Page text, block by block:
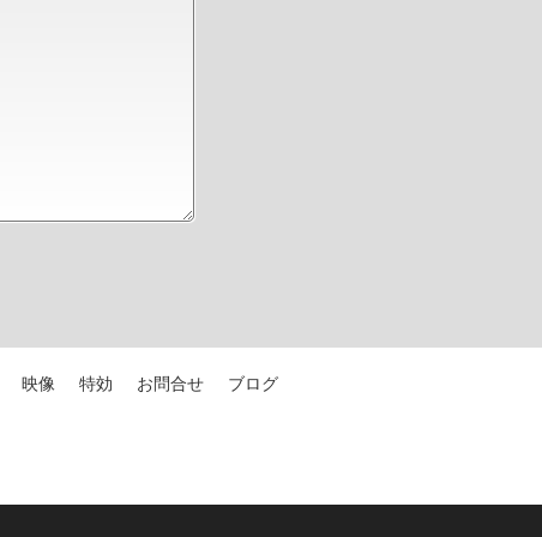
映像 特効 お問合せ
ブログ